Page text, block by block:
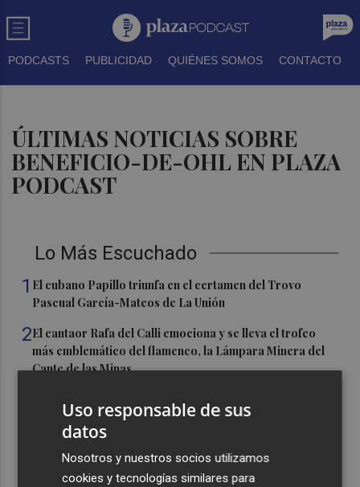
PODCASTS PUBLICIDAD QUIÉNES SOMOS CONTACTO
ÚLTIMAS NOTICIAS SOBRE
BENEFICIO-DE-OHL EN PLAZA
PODCAST
Lo Más Escuchado
1 El cubano Papillo triunfa en el certamen del Trovo
Pascual García-Mateos de La Unión
2El cantaor Rafa del Calli emociona y se lleva el trofeo
más emblemático del flamenco, la Lámpara Minera del
Cante de las Minas
con una victoria contra el Galatasaray
Uso responsable de sus
datos
Nosotros y nuestros socios utilizamos
cookies y tecnologías similares para